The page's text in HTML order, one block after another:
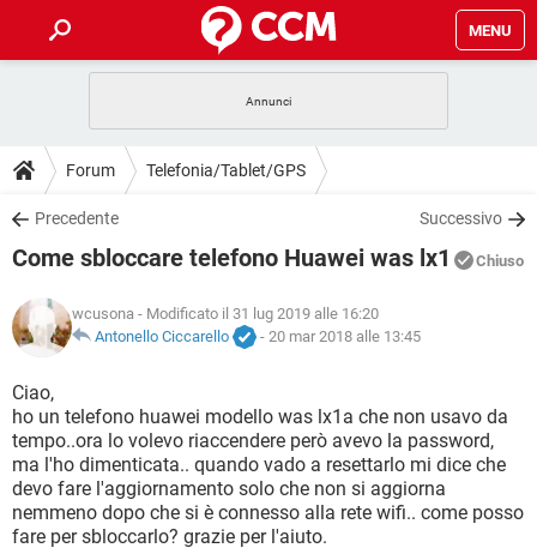
MENU
INTRATTENIMENTO ANDROID
iOS
INSTAGRAM WHATSAPP
TIKTOK
HARDWARE
GUIDE
COVID-19 GAMING
INSTAGRAM WHATSAPP
HARDWARE
DOWNLOAD
COVID-19 GAMING
INTRATTENIMENTO
iOS WINDOWS 10
INSTAGRAM
TIKTOK FACEBOOK
HARDWARE
COVID-19 GAMING
iOS
INSTAGRAM WHATSAPP
TIKTOK FACEBOOK
HARDWARE
GLOSSARIO
COVID-19
INTRATTENIMENTO ANDROID
iOS WINDOWS 10
WHATSAPP
TIKTOK FACEBOOK
Forum Telefonia/Tablet/GPS
Precedente Successivo
Come sbloccare telefono Huawei was lx1 Chiuso
wcusona - Modificato il 31 lug 2019 alle 16:20
Antonello Ciccarello
- 20 mar 2018 alle 13:45
Ciao,
ho un telefono huawei modello was lx1a che non usavo da
tempo..ora lo volevo riaccendere però avevo la password,
ma l'ho dimenticata.. quando vado a resettarlo mi dice che
devo fare l'aggiornamento solo che non si aggiorna
nemmeno dopo che si è connesso alla rete wifi.. come posso
fare per sbloccarlo? grazie per l'aiuto.